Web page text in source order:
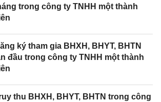
trong công ty TNHH một thành
ký tham gia BHXH, BHYT, BHTN
đầu trong công ty TNHH một thành
thu BHXH, BHYT, BHTN trong công